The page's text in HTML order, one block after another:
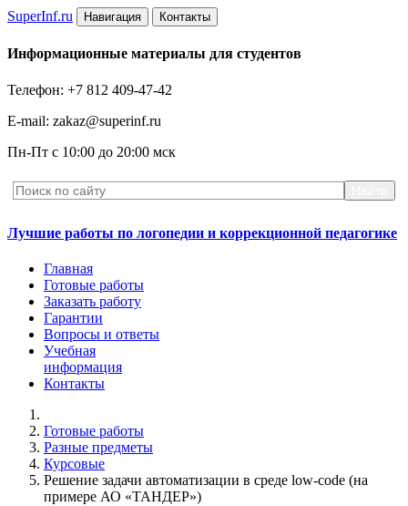
SuperInf.ru Навигация Контакты
Информационные материалы для студентов
Телефон: +7 812 409-47-42
E-mail: zakaz@superinf.ru
Пн-Пт с 10:00 до 20:00 мск
Лучшие работы по логопедии и коррекционной педагогике
Главная
Готовые работы
Заказать работу
Гарантии
Вопросы и ответы
Учебная
информация
Контакты
Готовые работы
Разные предметы
Курсовые
Решение задачи автоматизации в среде low-code (на
примере АО «ТАНДЕР»)